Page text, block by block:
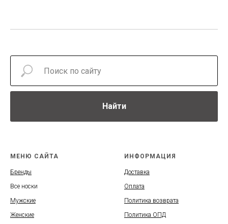
Найти
МЕНЮ САЙТА
Бренды
Все носки
Мужские
Женские
ИНФОРМАЦИЯ
Доставка
Оплата
Политика возврата
Политика ОПД